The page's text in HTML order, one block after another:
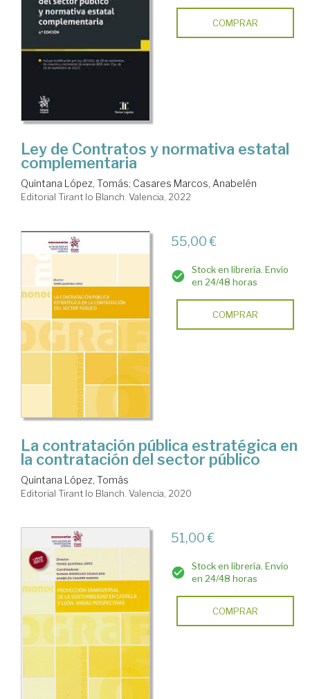
COMPRAR
Ley de Contratos y normativa estatal
complementaria
Quintana López, Tomás; Casares Marcos, Anabelén
Editorial Tirant lo Blanch. Valencia, 2022
55,00 €
Stock en librería. Envío
en 24/48 horas
COMPRAR
La contratación pública estratégica en
la contratación del sector público
Quintana López, Tomás
Editorial Tirant lo Blanch. Valencia, 2020
51,00 €
Stock en librería. Envío
en 24/48 horas
COMPRAR